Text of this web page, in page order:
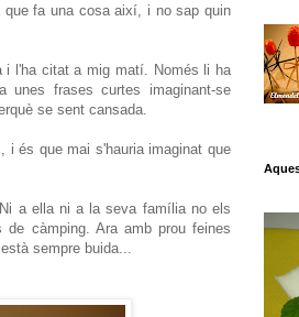
que fa una cosa així, i no sap quin
i l'ha citat a mig matí. Només li ha
frases curtes imaginant-se
se sent cansada.
i és que mai s'hauria imaginat que
a ella ni a la seva família no els
càmping. Ara amb prou feines
sempre buida...